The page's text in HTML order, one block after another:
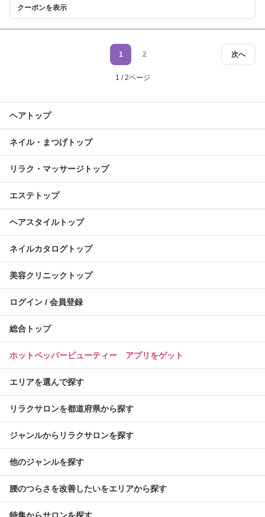
クーポンを表示
次へ
1 2
1 / 2ページ
ヘアトップ
ネイル・まつげトップ
リラク・マッサージトップ
エステトップ
ヘアスタイルトップ
ネイルカタログトップ
美容クリニックトップ
ログイン / 会員登録
総合トップ
ホットペッパービューティー アプリをゲット
エリアを選んで探す
リラクサロンを都道府県から探す
ジャンルからリラクサロンを探す
他のジャンルを探す
腰のつらさを改善したいをエリアから探す